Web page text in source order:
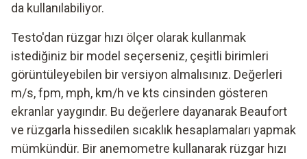
da kullanılabiliyor.
Testo'dan rüzgar hızı ölçer olarak kullanmak
istediğiniz bir model seçerseniz, çeşitli birimleri
görüntüleyebilen bir versiyon almalısınız. Değerleri
m/s, fpm, mph, km/h ve kts cinsinden gösteren
ekranlar yaygındır. Bu değerlere dayanarak Beaufort
ve rüzgarla hissedilen sıcaklık hesaplamaları yapmak
mümkündür. Bir anemometre kullanarak rüzgar hızı